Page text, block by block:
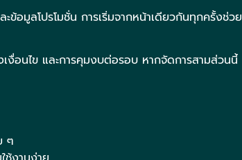
อมูลโปรโมชั่น การเริ่มจากหน้าเดียวกันทุกครั้งช่วย
อนไข และการคุมงบต่อรอบ หากจัดการสามส่วนนี้
ๆ